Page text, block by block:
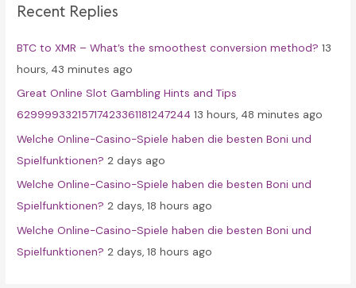
h
o
r
:
Recent Replies
BTC to XMR – What’s the smoothest conversion method? 13
hours, 43 minutes ago
Great Online Slot Gambling Hints and Tips
62999933215717423361181247244 13 hours, 48 minutes ago
Welche Online-Casino-Spiele haben die besten Boni und
Spielfunktionen? 2 days ago
Welche Online-Casino-Spiele haben die besten Boni und
Spielfunktionen? 2 days, 18 hours ago
Welche Online-Casino-Spiele haben die besten Boni und
Spielfunktionen? 2 days, 18 hours ago